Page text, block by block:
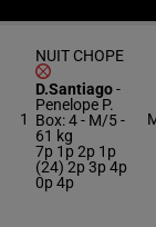
1
NUIT CHOPE
D.Santiago-
Penelope P.
Box: 4 - M/5 -
61 kg
7p 1p 2p 1p
(24) 2p 3p 4p
0p 4p